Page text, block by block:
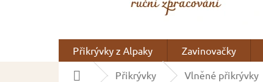
Přikrývky z Alpaky Zavinovačky
Domů
Přikrývky Vlněné přikrývky